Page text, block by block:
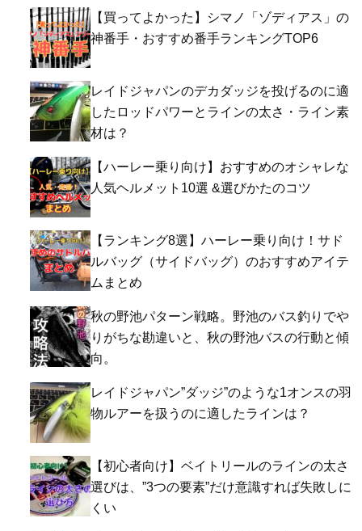
【買ってよかった】シマノ「ゾディアス」の
神番手・おすすめ番手ランキングTOP6
レイドジャパンのデカダッジを投げるのに適
したロッドパワーとラインの太さ・ライン素
材は？
【ハーレー乗り向け】おすすめのオシャレな
人気ヘルメット10選 &選びかたのコツ
【ランキング8選】ハーレー乗り向け！サド
ルバッグ（サイドバッグ）のおすすめアイテ
ムまとめ
秋の野池パターン戦略。野池のバス釣りでや
りがちな勘違いと、秋の野池バスの行動と傾
向。
レイドジャパン”ダッジ”のような1オンスの羽
物ルアーを扱うのに適したラインは？
【初心者向け】ベイトリールのラインの太さ
選びは、”3つの要素”だけ意識すれば失敗しに
くい